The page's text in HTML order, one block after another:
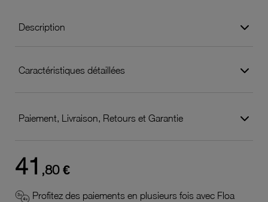
Description
Caractéristiques détaillées
Paiement, Livraison, Retours et Garantie
41 ,80 €
Profitez des paiements en plusieurs fois avec Floa